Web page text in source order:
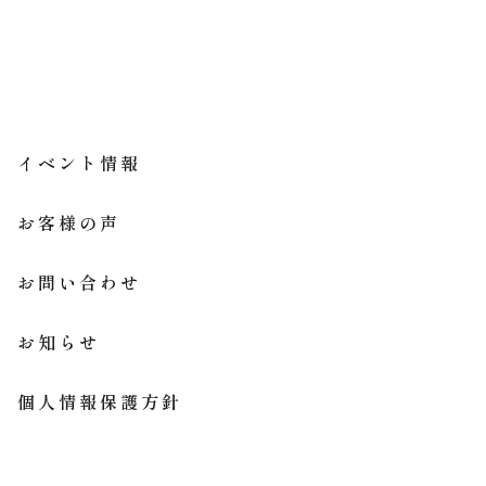
イベント情報
お客様の声
お問い合わせ
お知らせ
個人情報保護方針